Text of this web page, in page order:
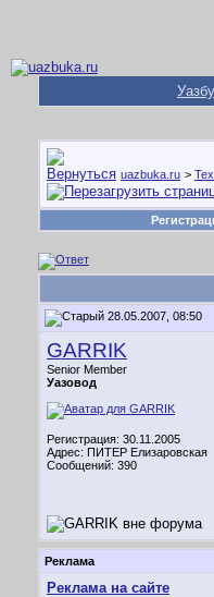
uazbuka.ru >
28.05.2007, 08:50
GARRIK
Senior Member
Уазовод
Регистрация: 30.11.2005
Адрес: ПИТЕР Елизаровская
Сообщений: 390
Реклама
Реклама на сайте